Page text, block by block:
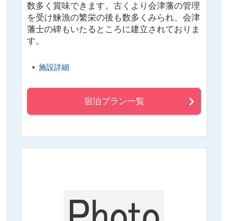
数多く賞味できます。古くより会津藩の管理
を受け鰊漁の繁栄の後も数多くみられ、会津
藩士の碑もいたるところに建立されておりま
す。
施設詳細
宿泊プラン一覧